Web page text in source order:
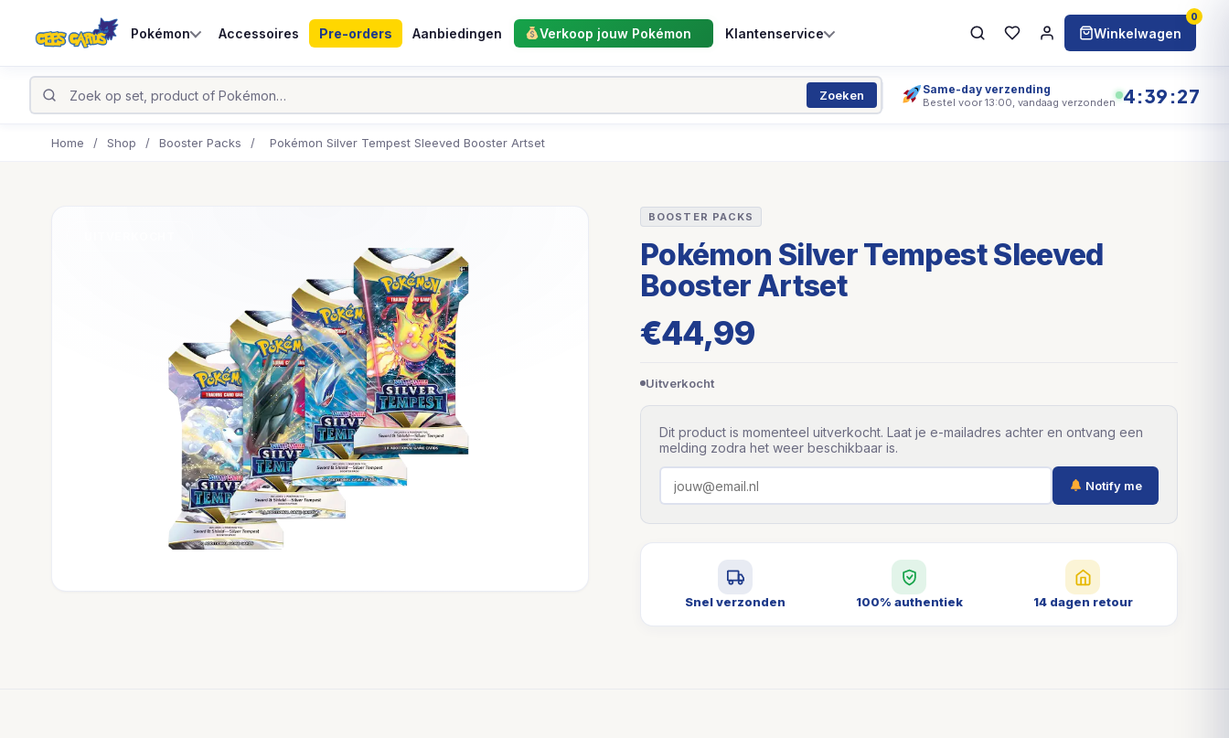
Pokémon Accessoires Pre-orders Aanbiedingen Verkoop jouw Pokémon Klantenservice Winkelwagen
0
Zoeken Same-day verzending
Bestel voor 13:00, vandaag verzonden 4:39:27
Home / Shop / Booster Packs / Pokémon Silver Tempest Sleeved Booster Artset
BOOSTER PACKS
Pokémon Silver Tempest Sleeved
Booster Artset
€44,99
Uitverkocht
Dit product is momenteel uitverkocht. Laat je e-mailadres achter en ontvang een
melding zodra het weer beschikbaar is.
Notify me
Snel verzonden 100% authentiek 14 dagen retour